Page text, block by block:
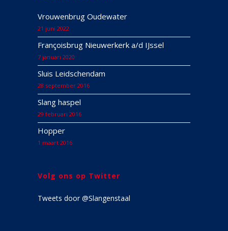
Vrouwenbrug Oudewater
21 juni 2022
Françoisbrug Nieuwerkerk a/d IJssel
7 januari 2020
Sluis Leidschendam
28 september 2016
Slang haspel
29 februari 2016
Hopper
1 maart 2016
Volg ons op Twitter
Tweets door @Slangenstaal